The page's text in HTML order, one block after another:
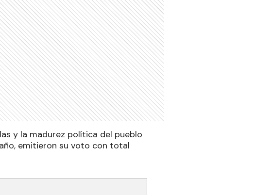
y la madurez política del pueblo
emitieron su voto con total